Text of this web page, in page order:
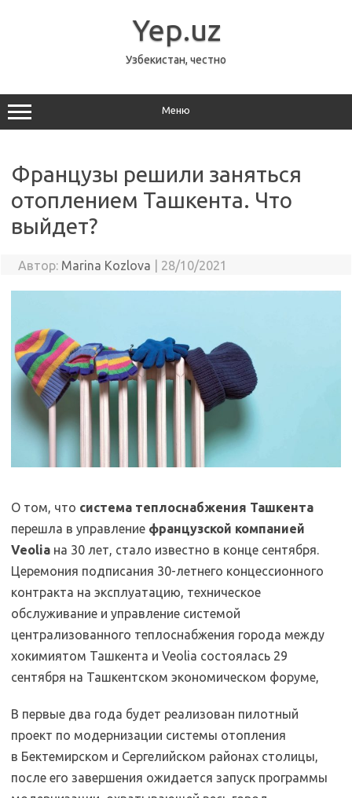
Yep.uz
Узбекистан, честно
Меню
Французы решили заняться
отоплением Ташкента. Что
выйдет?
Автор: Marina Kozlova 28/10/2021
О том, что система теплоснабжения Ташкента
перешла в управление французской компанией
Veolia на 30 лет, стало известно в конце сентября.
Церемония подписания 30-летнего концессионного
контракта на эксплуатацию, техническое
обслуживание и управление системой
централизованного теплоснабжения города между
хокимиятом Ташкента и Veolia состоялась 29
сентября на Ташкентском экономическом форуме,
В первые два года будет реализован пилотный
проект по модернизации системы отопления
в Бектемирском и Сергелийском районах столицы,
после его завершения ожидается запуск программы